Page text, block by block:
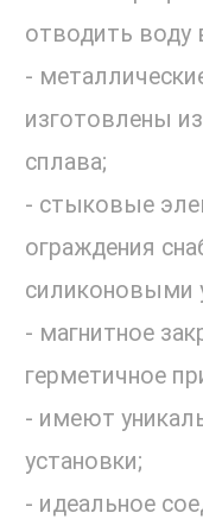
отводить воду
-
изготовлены
сплава;
- стыковые
ограждения
силиконовыми
- магнитное
герметичное
- имеют
установки;
- идеальное